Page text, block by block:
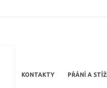
KONTAKTY PŘÁNÍ A